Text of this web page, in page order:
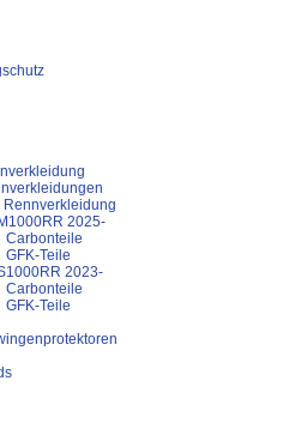
2025-
Carbonteile
GFK-Teile
2023-
Carbonteile
GFK-Teile